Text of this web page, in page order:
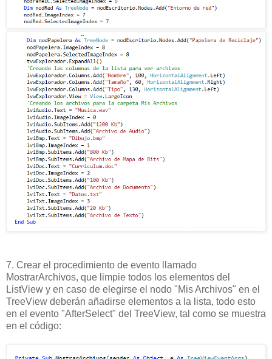
7. Crear el procedimiento de evento llamado
MostrarArchivos, que limpie todos los elementos del
ListView y en caso de elegirse el nodo "Mis Archivos" en el
TreeView deberán añadirse elementos a la lista, todo esto
en el evento "AfterSelect" del TreeView, tal como se muestra
en el código: